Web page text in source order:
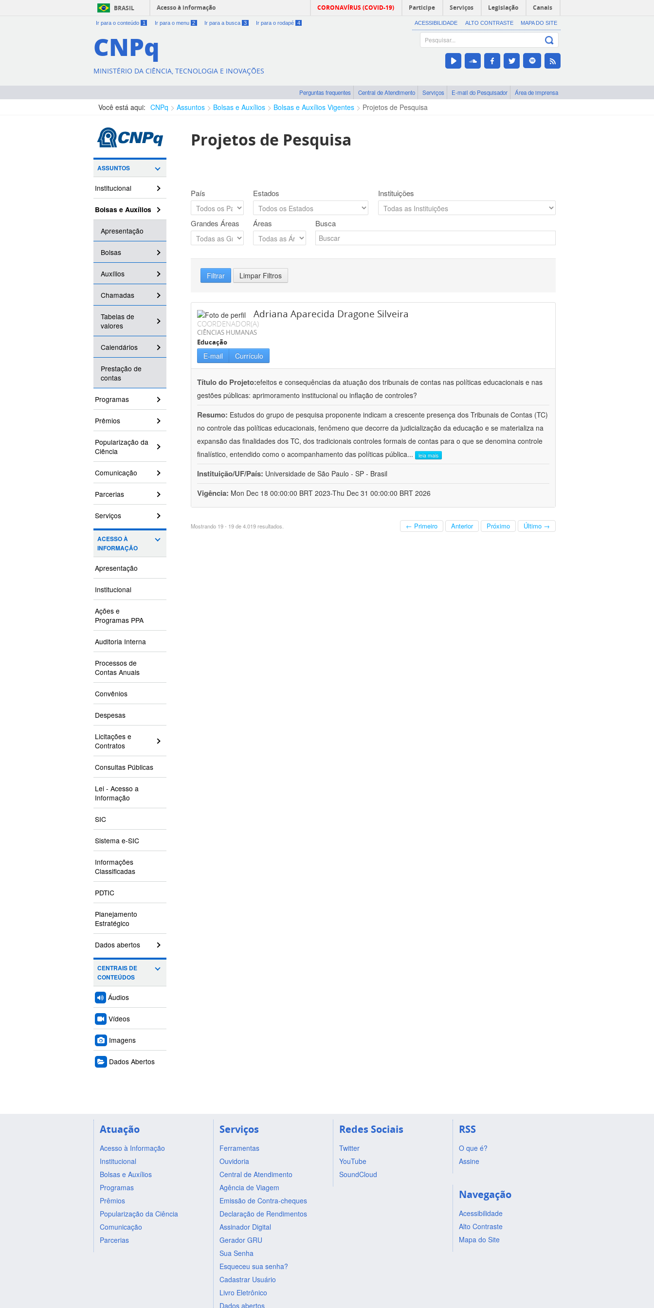
BRASIL Acesso à informação CORONAVÍRUS (COVID-19) Participe Serviços Legislação Canais
Ir para o conteúdo 1 Ir para o menu 2 Ir para a busca 3 Ir para o rodapé 4 ACESSIBILIDADE ALTO CONTRASTE MAPA DO SITE
CNPq
MINISTÉRIO DA CIÊNCIA, TECNOLOGIA E INOVAÇÕES
Perguntas frequentes Central de Atendimento Serviços E-mail do Pesquisador Área de imprensa
Você está aqui: CNPq Assuntos Bolsas e Auxílios Bolsas e Auxílios Vigentes Projetos de Pesquisa
ASSUNTOS
Institucional
Bolsas e Auxílios
Apresentação
Bolsas
Auxílios
Chamadas
Tabelas de
valores
Calendários
Prestação de
contas
Programas
Prêmios
Popularização da
Ciência
Comunicação
Parcerias
Serviços
ACESSO À
INFORMAÇÃO
Apresentação
Institucional
Ações e
Programas PPA
Auditoria Interna
Processos de
Contas Anuais
Convênios
Despesas
Licitações e
Contratos
Consultas Públicas
Lei - Acesso a
Informação
SIC
Sistema e-SIC
Informações
Classificadas
PDTIC
Planejamento
Estratégico
Dados abertos
CENTRAIS DE
CONTEÚDOS
Áudios
Vídeos
Imagens
Dados Abertos
Projetos de Pesquisa
País Estados Instituições
Grandes Áreas Áreas Busca
Filtrar Limpar Filtros
Adriana Aparecida Dragone Silveira
COORDENADOR(A)
CIÊNCIAS HUMANAS
Educação
E-mail Currículo
Título do Projeto:efeitos e consequências da atuação dos tribunais de contas nas políticas educacionais e nas
gestões públicas: aprimoramento institucional ou inflação de controles?
Resumo: Estudos do grupo de pesquisa proponente indicam a crescente presença dos Tribunais de Contas (TC)
no controle das políticas educacionais, fenômeno que decorre da judicialização da educação e se materializa na
expansão das finalidades dos TC, dos tradicionais controles formais de contas para o que se denomina controle
finalístico, entendido como o acompanhamento das políticas pública... leia mais
Instituição/UF/País: Universidade de São Paulo - SP - Brasil
Vigência: Mon Dec 18 00:00:00 BRT 2023-Thu Dec 31 00:00:00 BRT 2026
Mostrando 19 - 19 de 4.019 resultados. ← Primeiro Anterior Próximo Último →
Atuação
Acesso à Informação
Institucional
Bolsas e Auxílios
Programas
Prêmios
Popularização da Ciência
Comunicação
Parcerias
Serviços
Ferramentas
Ouvidoria
Central de Atendimento
Agência de Viagem
Emissão de Contra-cheques
Declaração de Rendimentos
Assinador Digital
Gerador GRU
Sua Senha
Esqueceu sua senha?
Cadastrar Usuário
Livro Eletrônico
Dados abertos
Redes Sociais
Twitter
YouTube
SoundCloud
RSS
O que é?
Assine
Navegação
Acessibilidade
Alto Contraste
Mapa do Site